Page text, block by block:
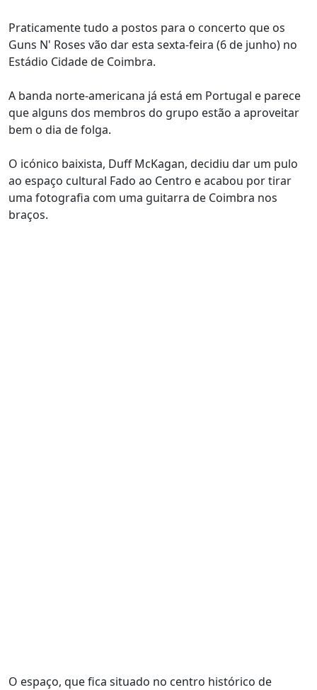
Praticamente tudo a postos para o concerto que os
Guns N' Roses vão dar esta sexta-feira (6 de junho) no
Estádio Cidade de Coimbra.
A banda norte-americana já está em Portugal e parece
que alguns dos membros do grupo estão a aproveitar
bem o dia de folga.
O icónico baixista, Duff McKagan, decidiu dar um pulo
ao espaço cultural Fado ao Centro e acabou por tirar
uma fotografia com uma guitarra de Coimbra nos
braços.
O espaço, que fica situado no centro histórico de